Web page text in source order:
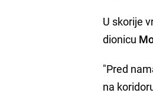
U skorije
dionicu
"Pred
na